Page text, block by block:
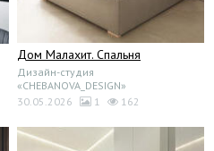
Дом Малахит. Спальня
Дизайн-студия
«CHEBANOVA_DESIGN»
30.05.2026
1 162